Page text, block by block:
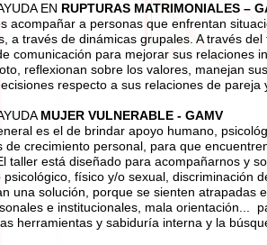
EN RUPTURAS MATRIMONIALES –
acompañar a personas que enfrentan
a través de dinámicas grupales. A través
comunicación para mejorar sus relaciones
reflexionan sobre los valores, manejan
respecto a sus relaciones de pareja
MUJER VULNERABLE - GAMV
es el de brindar apoyo humano,
de crecimiento personal, para que
taller está diseñado para acompañarnos y
psicológico, físico y/o sexual, discriminación
una solución, porque se sienten atrapadas
e institucionales, mala orientación...
herramientas y sabiduría interna y la